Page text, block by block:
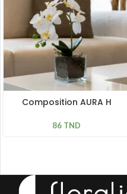
Composition AURA H
86 TND